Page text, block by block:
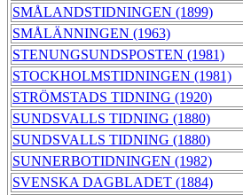
SMÅLANDSTIDNINGEN (1899)
SMÅLÄNNINGEN (1963)
STENUNGSUNDSPOSTEN (1981)
STOCKHOLMSTIDNINGEN (1981)
STRÖMSTADS TIDNING (1920)
SUNDSVALLS TIDNING (1880)
SUNDSVALLS TIDNING (1880)
SUNNERBOTIDNINGEN (1982)
SVENSKA DAGBLADET (1884)